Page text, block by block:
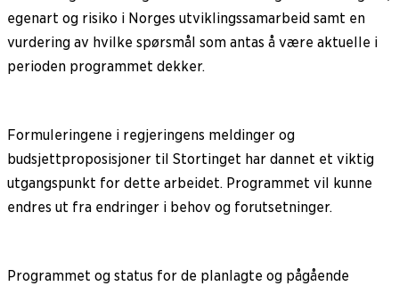
egenart og risiko i Norges utviklingssamarbeid samt en
vurdering av hvilke spørsmål som antas å være aktuelle i
perioden programmet dekker.
Formuleringene i regjeringens meldinger og
budsjettproposisjoner til Stortinget har dannet et viktig
utgangspunkt for dette arbeidet. Programmet vil kunne
endres ut fra endringer i behov og forutsetninger.
Programmet og status for de planlagte og pågående